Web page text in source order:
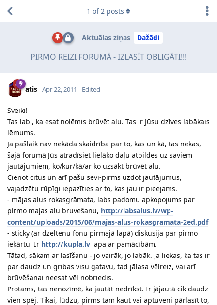
Aktuālas ziņas Dažādi
PIRMO REIZI FORUMĀ - IZLASĪT OBLIGĀTI!!!
1 of2 posts
atis Apr 22, 2011 Edited
Sveiki!
Tas labi, ka esat nolēmis brūvēt alu. Tas ir Jūsu dzīves labākais
lēmums.
Ja pašlaik nav nekāda skaidrība par to, kas un kā, tas nekas,
šajā forumā Jūs atradīsiet lielāko daļu atbildes uz saviem
jautājumiem, ko/kur/kā/ar ko uzsākt brūvēt alu.
Cienot citus un arī pašu sevi-pirms uzdot jautājumus,
vajadzētu rūpīgi iepazīties ar to, kas jau ir pieejams.
- mājas alus rokasgrāmata, labs padomu apkopojums par
pirmo mājas alu brūvēšanu, http://labsalus.lv/wp-
content/uploads/2015/06/majas-alus-rokasgramata-2ed.pdf
- sticky (ar dzeltenu fonu pirmajā lapā) diskusija par pirmo
iekārtu. Ir http://kupla.lv lapa ar pamācībām.
Tātad, sākam ar lasīšanu - jo vairāk, jo labāk. Ja liekas, ka tas ir
par daudz un gribas visu gatavu, tad jālasa vēlreiz, vai arī
brūvēšanai neesat vēl nobriedis.
Protams, tas nenozīmē, ka jautāt nedrīkst. Ir jājautā cik daudz
vien spēj. Tikai, lūdzu, pirms tam kaut vai aptuveni pārlasīt to,